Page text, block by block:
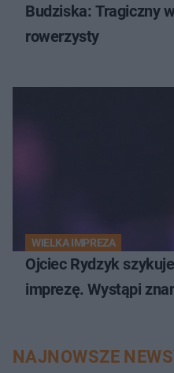
Budziska: Tragiczny
rowerzysty
WIELKA IMPREZA
Ojciec Rydzyk
imprezę. Wystąpi
NAJNOWSZE